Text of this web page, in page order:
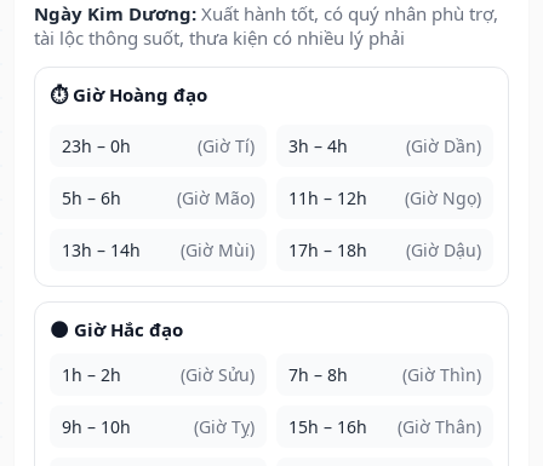
Ngày Kim Dương: Xuất hành tốt, có quý nhân phù trợ,
tài lộc thông suốt, thưa kiện có nhiều lý phải
⏱️ Giờ Hoàng đạo
23h – 0h (Giờ Tí) 3h – 4h (Giờ Dần)
5h – 6h (Giờ Mão) 11h – 12h (Giờ Ngọ)
13h – 14h (Giờ Mùi) 17h – 18h (Giờ Dậu)
🌑 Giờ Hắc đạo
1h – 2h (Giờ Sửu) 7h – 8h (Giờ Thìn)
9h – 10h (Giờ Tỵ) 15h – 16h (Giờ Thân)